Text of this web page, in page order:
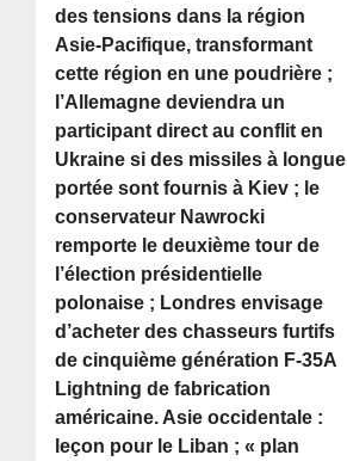
des tensions dans la région
Asie-Pacifique, transformant
cette région en une poudrière ;
l’Allemagne deviendra un
participant direct au conflit en
Ukraine si des missiles à longue
portée sont fournis à Kiev ; le
conservateur Nawrocki
remporte le deuxième tour de
l’élection présidentielle
polonaise ; Londres envisage
d’acheter des chasseurs furtifs
de cinquième génération F-35A
Lightning de fabrication
américaine. Asie occidentale :
leçon pour le Liban ; « plan